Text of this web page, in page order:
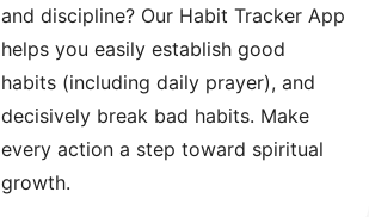
and discipline? Our Habit Tracker App
helps you easily establish good
habits (including daily prayer), and
decisively break bad habits. Make
every action a step toward spiritual
growth.